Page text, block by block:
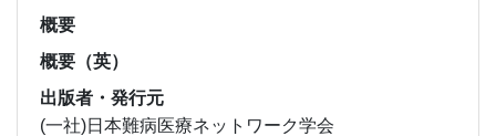
概要
概要（英）
出版者・発行元
(一社)日本難病医療ネットワーク学会